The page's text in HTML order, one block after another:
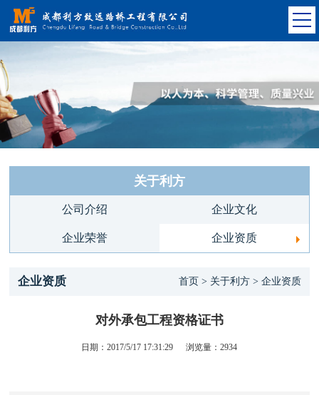
关于利方
公司介绍 企业文化
企业荣誉 企业资质
企业资质 首页 > 关于利方 > 企业资质
对外承包工程资格证书
日期：2017/5/17 17:31:29 浏览量：2934